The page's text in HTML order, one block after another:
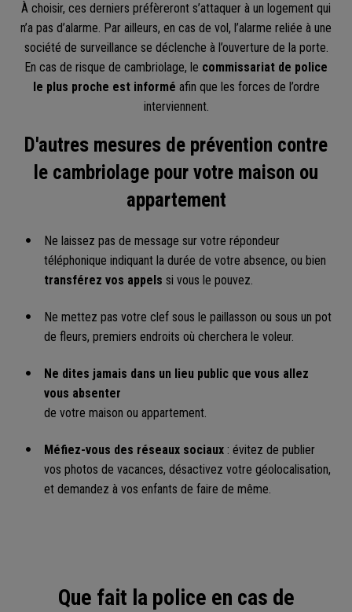
À choisir, ces derniers préfèreront s’attaquer à un logement qui
n’a pas d’alarme. Par ailleurs, en cas de vol, l’alarme reliée à une
société de surveillance se déclenche à l’ouverture de la porte.
En cas de risque de cambriolage, le commissariat de police
le plus proche est informé afin que les forces de l’ordre
interviennent.
D'autres mesures de prévention contre
le cambriolage pour votre maison ou
appartement
Ne laissez pas de message sur votre répondeur
téléphonique indiquant la durée de votre absence, ou bien
transférez vos appels si vous le pouvez.
Ne mettez pas votre clef sous le paillasson ou sous un pot
de fleurs, premiers endroits où cherchera le voleur.
Ne dites jamais dans un lieu public que vous allez
vous absenter
de votre maison ou appartement.
Méfiez-vous des réseaux sociaux : évitez de publier
vos photos de vacances, désactivez votre géolocalisation,
et demandez à vos enfants de faire de même.
Que fait la police en cas de